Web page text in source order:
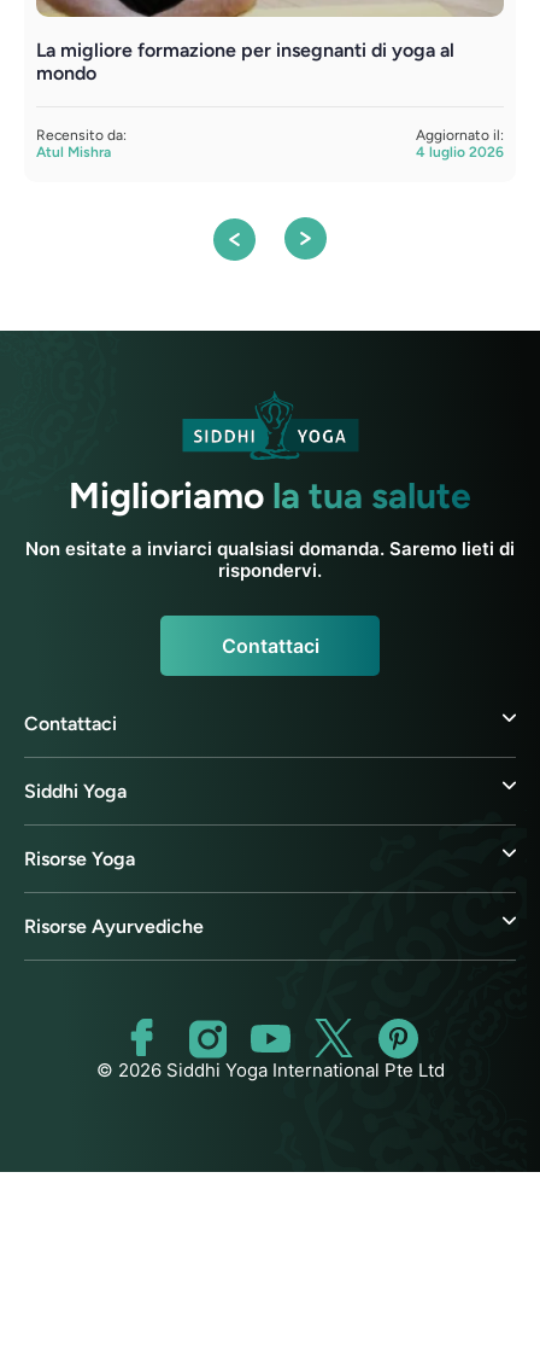
La migliore formazione per insegnanti di yoga al
mondo
Recensito da:
Atul Mishra
Aggiornato il:
4 luglio 2026
Miglioriamo la tua salute
Non esitate a inviarci qualsiasi domanda. Saremo lieti di
rispondervi.
Contattaci
Contattaci
Siddhi Yoga
Risorse Yoga
Risorse Ayurvediche
© 2026 Siddhi Yoga International Pte Ltd